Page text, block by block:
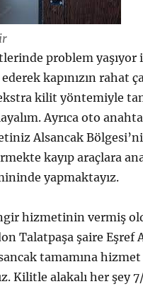
problem yaşıyor
kapınızın rahat
kilit yöntemiyle
Ayrıca oto
Alsancak
kayıp araçlara
yapmaktayız.
hizmetinin vermiş
Talatpaşa şaire Eşref
tamamına hizmet
Kilitle alakalı her şey